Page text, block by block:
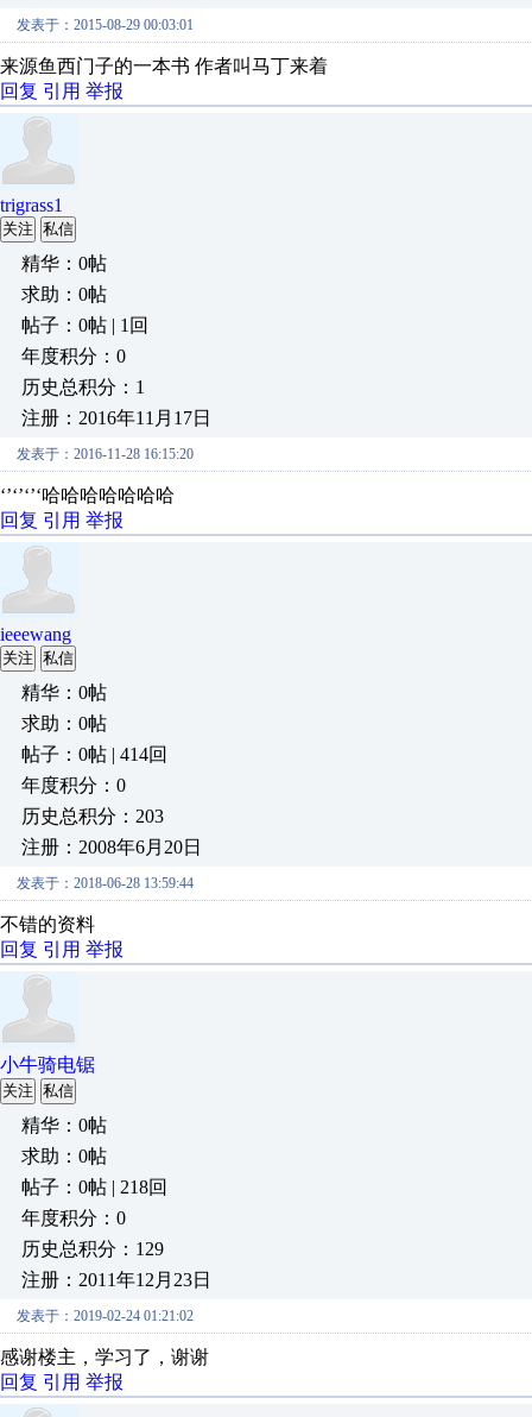
发表于：2015-08-29 00:03:01
来源鱼西门子的一本书 作者叫马丁来着
回复 引用 举报
trigrass1
关注 私信
精华：0帖
求助：0帖
帖子：0帖 | 1回
年度积分：0
历史总积分：1
注册：2016年11月17日
发表于：2016-11-28 16:15:20
‘’‘’‘’‘哈哈哈哈哈哈哈
回复 引用 举报
ieeewang
关注 私信
精华：0帖
求助：0帖
帖子：0帖 | 414回
年度积分：0
历史总积分：203
注册：2008年6月20日
发表于：2018-06-28 13:59:44
不错的资料
回复 引用 举报
小牛骑电锯
关注 私信
精华：0帖
求助：0帖
帖子：0帖 | 218回
年度积分：0
历史总积分：129
注册：2011年12月23日
发表于：2019-02-24 01:21:02
感谢楼主，学习了，谢谢
回复 引用 举报